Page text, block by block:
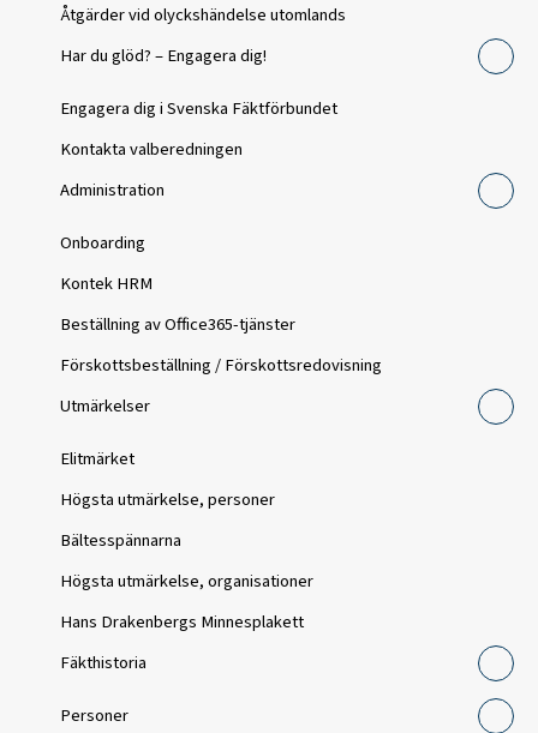
Åtgärder vid olyckshändelse utomlands
Har du glöd? – Engagera dig!
Engagera dig i Svenska Fäktförbundet
Kontakta valberedningen
Administration
Onboarding
Kontek HRM
Beställning av Office365-tjänster
Förskottsbeställning / Förskottsredovisning
Utmärkelser
Elitmärket
Högsta utmärkelse, personer
Bältesspännarna
Högsta utmärkelse, organisationer
Hans Drakenbergs Minnesplakett
Fäkthistoria
Personer